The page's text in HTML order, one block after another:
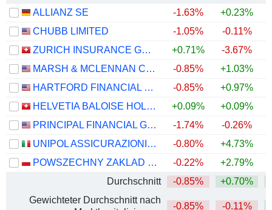
ALLIANZ SE
-1.63% +0.23%
CHUBB LIMITED
-1.05% -0.11%
ZURICH INSURANCE GROUP LTD
+0.71% -3.67%
MARSH & MCLENNAN COMPANIES
-0.85% +1.03%
HARTFORD FINANCIAL SERVICES GROUP (THE), INC.
-0.85% +0.97%
HELVETIA BALOISE HOLDING AG
+0.09% +0.09%
PRINCIPAL FINANCIAL GROUP, INC.
-1.74% -0.26%
UNIPOL ASSICURAZIONI S.P.A.
-0.80% +4.73%
POWSZECHNY ZAKLAD UBEZPIECZE? SPÓLKA AKCYJNA
-0.22% +2.79%
Durchschnitt
-0.85% +0.70%
Gewichteter Durchschnitt nach
-0.85% -0.11%